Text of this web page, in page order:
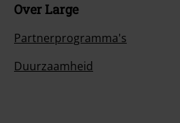
Over Large
Partnerprogramma's
Duurzaamheid